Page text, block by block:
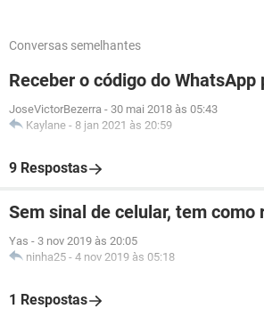
Conversas semelhantes
Receber o código do WhatsApp
JoseVictorBezerra - 30 mai 2018 às 05:43
Kaylane - 8 jan 2021 às 20:59
9 Respostas
Sem sinal de celular, tem como
Yas - 3 nov 2019 às 20:05
ninha25 - 4 nov 2019 às 05:18
1 Respostas